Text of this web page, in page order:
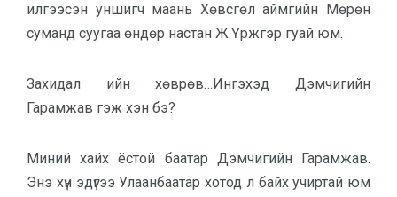
илгээсэн уншигч маань Хөвсгөл аймгийн Мөрөн
суманд суугаа өндөр настан Ж.Үржгэр гуай юм.
Захидал ийн хөврөв…Ингэхэд Дэмчигийн
Гарамжав гэж хэн бэ?
Миний хайх ёстой баатар Дэмчигийн Гарамжав.
Энэ хүн эдүгээ Улаанбаатар хотод л байх учиртай юм